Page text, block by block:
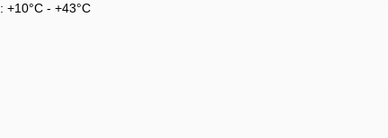
: +10°C - +43°C